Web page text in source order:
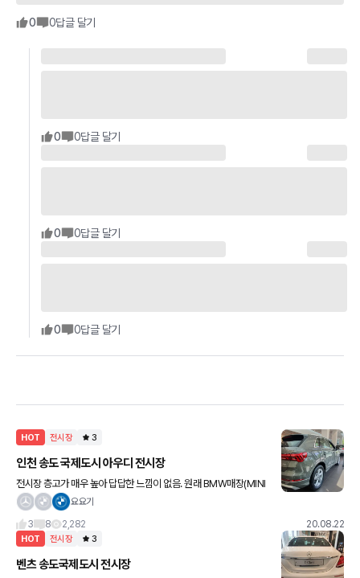
0 0답글 달기
0 0답글 달기
0 0답글 달기
0 0답글 달기
HOT 전시장 3
인천 송도 국제도시 아우디 전시장
전시장 층고가 매우 높아 답답한 느낌이 없음. 원래 BMW매장(MINI
포함) 이던곳을 아우디가 들어와 사용중 이라 넓음. 시승 하러갈때 지
요요기
3
8 2,282 20.08.22
HOT 전시장 3
벤츠 송도국제도시 전시장